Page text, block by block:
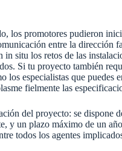
los promotores pudieron
entre la dirección
situ los retos de las
Si tu proyecto también
los especialistas que puedes
fielmente las
del proyecto: se dispone
y un plazo máximo de un
todos los agentes